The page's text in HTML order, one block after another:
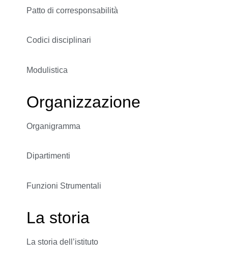
Patto di corresponsabilità
Codici disciplinari
Modulistica
Organizzazione
Organigramma
Dipartimenti
Funzioni Strumentali
La storia
La storia dell’istituto